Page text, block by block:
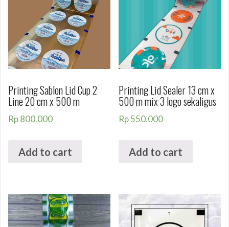
Printing Sablon Lid Cup 2
Line 20 cm x 500 m
Rp800.000
Add to cart
Printing Lid Sealer 13 cm x
500 m mix 3 logo sekaligus
Rp550.000
Add to cart